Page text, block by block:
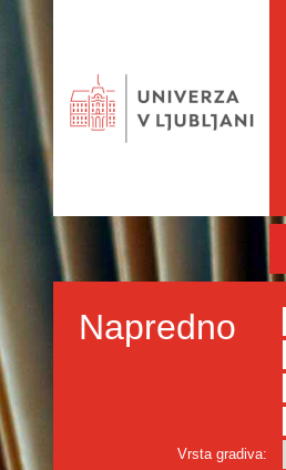
Napredno
Vrsta gradiva: